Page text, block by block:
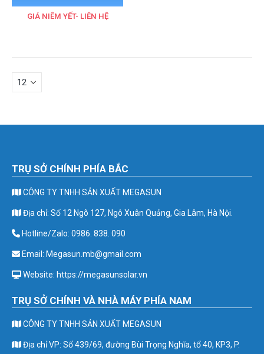
GIÁ NIÊM YẾT- LIÊN HỆ
TRỤ SỞ CHÍNH PHÍA BẮC
CÔNG TY TNHH SẢN XUẤT MEGASUN
Địa chỉ: Số 12 Ngõ 127, Ngô Xuân Quảng, Gia Lâm, Hà Nội.
Hotline/Zalo: 0986. 838. 090
Email: Megasun.mb@gmail.com
Website: https://megasunsolar.vn
TRỤ SỞ CHÍNH VÀ NHÀ MÁY PHÍA NAM
CÔNG TY TNHH SẢN XUẤT MEGASUN
Địa chỉ VP: Số 439/69, đường Bùi Trọng Nghĩa, tổ 40, KP3, P.